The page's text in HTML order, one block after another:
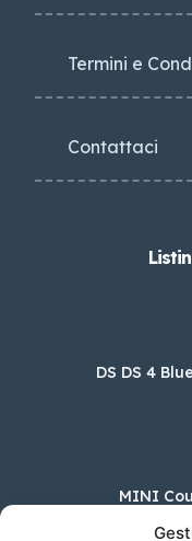
Termini e
Contattaci
DS DS 4
MINI